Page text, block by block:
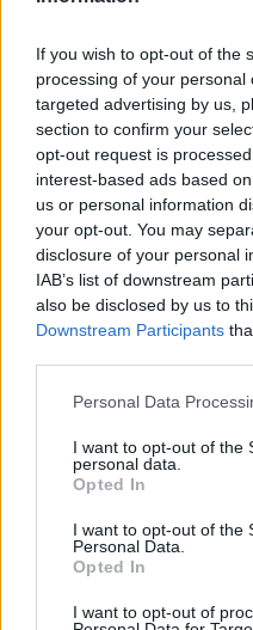
If you wish to opt-out of the
processing of your
targeted advertising by us,
section to confirm your
opt-out request is
interest-based ads based
us or personal information
your opt-out. You may
disclosure of your personal
IAB’s list of downstream
also be disclosed by us to
Downstream Participants
Personal Data
I want to opt-out of the
personal data.
Opted In
I want to opt-out of the
Personal Data.
Opted In
I want to opt-out of
Kiderült, ekkora
számítasz
gazdag és szegény
különbségek húzódnak